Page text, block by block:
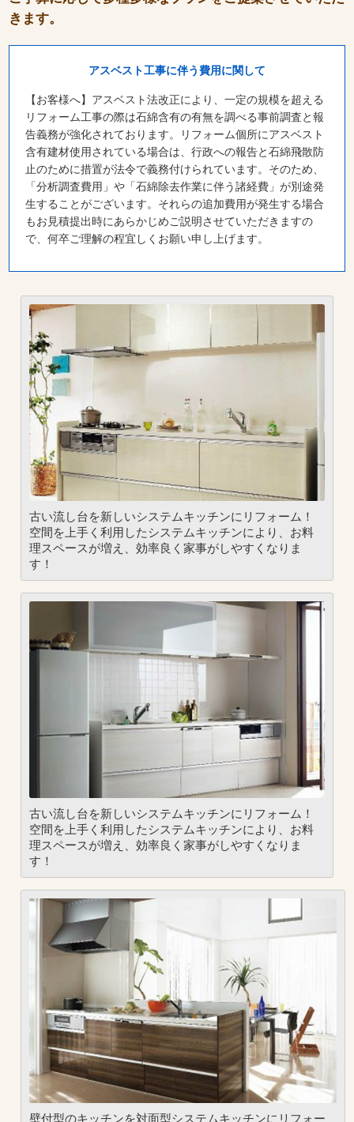
きます。
アスベスト工事に伴う費用に関して
【お客様へ】アスベスト法改正により、一定の規模を超える
リフォーム工事の際は石綿含有の有無を調べる事前調査と報
告義務が強化されております。リフォーム個所にアスベスト
含有建材使用されている場合は、行政への報告と石綿飛散防
止のために措置が法令で義務付けられています。そのため、
「分析調査費用」や「石綿除去作業に伴う諸経費」が別途発
生することがございます。それらの追加費用が発生する場合
もお見積提出時にあらかじめご説明させていただきますの
で、何卒ご理解の程宜しくお願い申し上げます。
古い流し台を新しいシステムキッチンにリフォーム！
空間を上手く利用したシステムキッチンにより、お料
理スペースが増え、効率良く家事がしやすくなりま
す！
古い流し台を新しいシステムキッチンにリフォーム！
空間を上手く利用したシステムキッチンにより、お料
理スペースが増え、効率良く家事がしやすくなりま
す！
壁付型のキッチンを対面型システムキッチンにリフォー